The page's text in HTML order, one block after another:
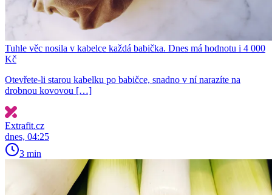
Tuhle věc nosila v kabelce každá babička. Dnes má hodnotu i 4 000
Kč
Otevřete-li starou kabelku po babičce, snadno v ní narazíte na
drobnou kovovou […]
Extrafit.cz
dnes, 04:25
3 min